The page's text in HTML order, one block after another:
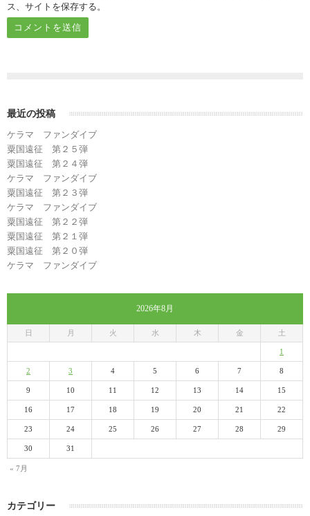
ス、サイトを保存する。
最近の投稿
ケラマ ファンダイブ
粟国遠征 第２５弾
粟国遠征 第２４弾
ケラマ ファンダイブ
粟国遠征 第２３弾
ケラマ ファンダイブ
粟国遠征 第２２弾
粟国遠征 第２１弾
粟国遠征 第２０弾
ケラマ ファンダイブ
2026年8月
日 月 火 水 木 金 土
« 7月
1
2 3 4 5 6 7 8
9 10 11 12 13 14 15
16 17 18 19 20 21 22
23 24 25 26 27 28 29
30 31
カテゴリー